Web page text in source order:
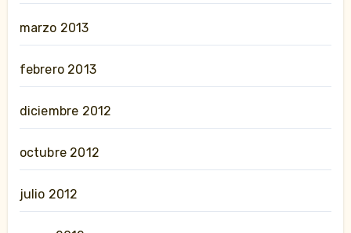
marzo 2013
febrero 2013
diciembre 2012
octubre 2012
julio 2012